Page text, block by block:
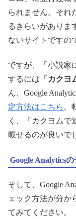
られません。それ
るきらいがありま
ないサイトですの
ですが、「小説家
するには 「カク
ん、Google
定方法はこちら。
く、「カクヨムで
載せるのが良いで
Google Analytics
そして、Google
ェック方法が分か
てみてください。